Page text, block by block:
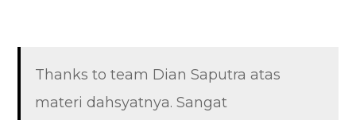
Thanks to team Dian Saputra atas
materi dahsyatnya. Sangat